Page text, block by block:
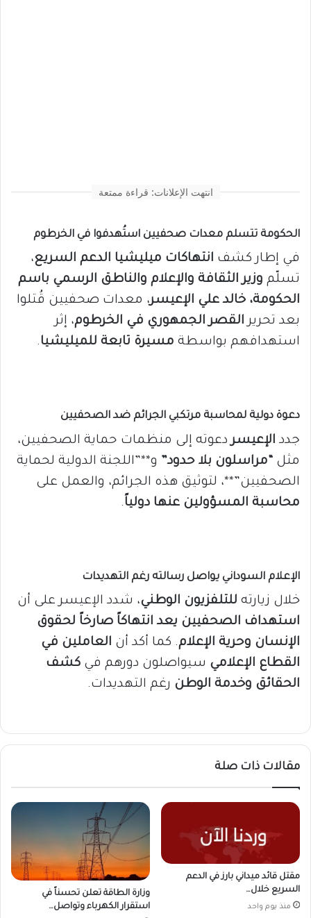
انتهت الإعلانات: قراءة ممتعة
الحكومة تتسلم معدات صحفيين استُهدفوا في الخرطوم
في إطار كشف انتهاكات ميليشيا الدعم السريع،
تسلّم وزير الثقافة والإعلام والناطق الرسمي باسم
الحكومة، خالد علي الإعيسر، معدات صحفيين قُتلوا
بعد تحريرالقصر الجمهوري في الخرطوم، إثر
استهدافهم بواسطة مسيرة تابعة للميليشيا.
دعوة دولية لمحاسبة مرتكبي الجرائم ضد الصحفيين
جدد الإعيسردعوته إلى منظمات حماية الصحفيين،
مثل “مراسلون بلا حدود” و**”اللجنة الدولية لحماية
الصحفيين”**، لتوثيق هذه الجرائم، والعمل على
محاسبة المسؤولين عنها دولياً.
الإعلام السوداني يواصل رسالته رغم التهديدات
خلال زيارته للتلفزيون الوطني، شدد الإعيسر على أن
استهداف الصحفيين يعد انتهاكاً صارخاً لحقوق
الإنسان وحرية الإعلام. كما أكد أن العاملين في
القطاع الإعلامي سيواصلون دورهم في كشف
الحقائق وخدمة الوطن رغم التهديدات.
مقالات ذات صلة
مقتل قائد ميداني بارز في الدعم
السريع خلال…
منذ يوم واحد
وزارة الطاقة تعلن تحسناً في
استقرار الكهرباء وتواصل…